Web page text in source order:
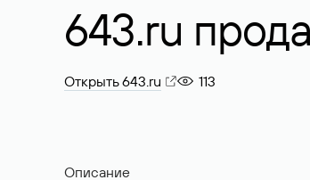
643.ru
Открыть 643.ru 113
Описание